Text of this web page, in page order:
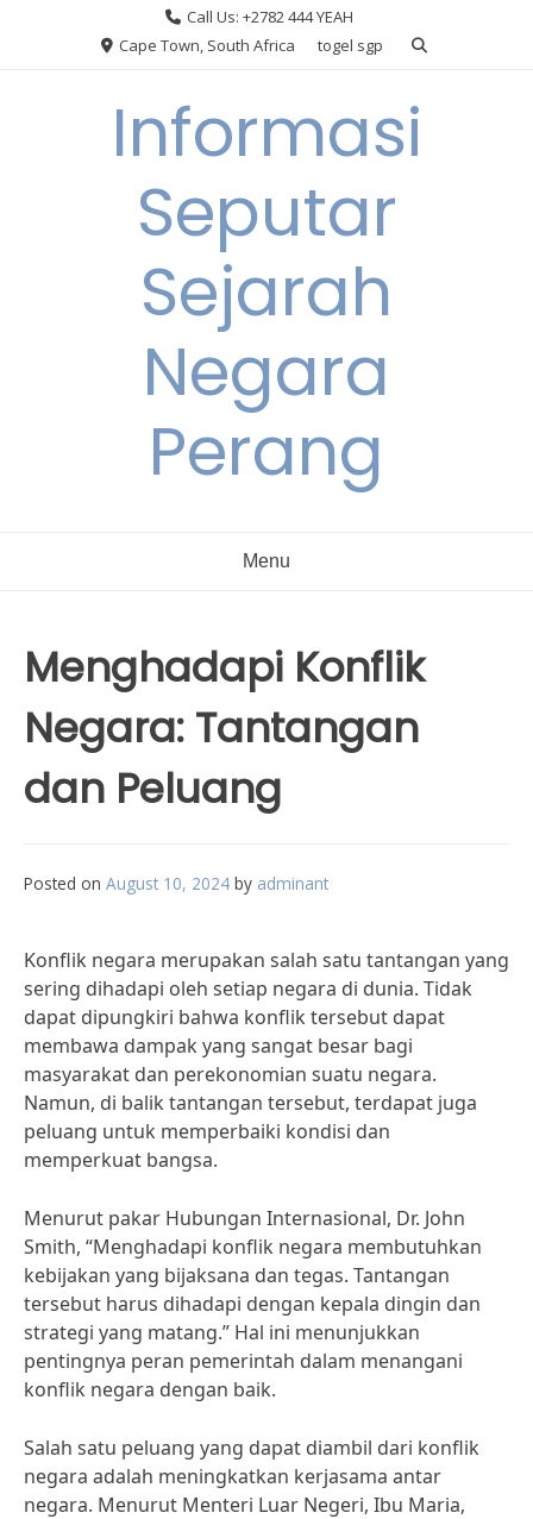
Call Us: +2782 444 YEAH
Cape Town, South Africa
togel sgp
Informasi
Seputar
Sejarah
Negara
Perang
Menu
Menghadapi Konflik
Negara: Tantangan
dan Peluang
Posted on August 10, 2024 by adminant
Konflik negara merupakan salah satu tantangan yang
sering dihadapi oleh setiap negara di dunia. Tidak
dapat dipungkiri bahwa konflik tersebut dapat
membawa dampak yang sangat besar bagi
masyarakat dan perekonomian suatu negara.
Namun, di balik tantangan tersebut, terdapat juga
peluang untuk memperbaiki kondisi dan
memperkuat bangsa.
Menurut pakar Hubungan Internasional, Dr. John
Smith, “Menghadapi konflik negara membutuhkan
kebijakan yang bijaksana dan tegas. Tantangan
tersebut harus dihadapi dengan kepala dingin dan
strategi yang matang.” Hal ini menunjukkan
pentingnya peran pemerintah dalam menangani
konflik negara dengan baik.
Salah satu peluang yang dapat diambil dari konflik
negara adalah meningkatkan kerjasama antar
negara. Menurut Menteri Luar Negeri, Ibu Maria,